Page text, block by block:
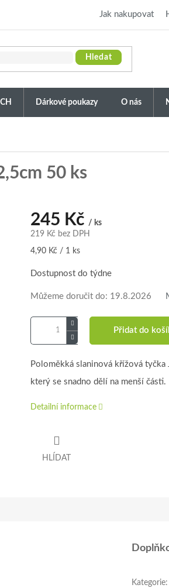
Jak nakupovat
Hledat
Dárkové poukazy O nás
50 ks
245 Kč / ks
219 Kč bez DPH
Měrná
4,90 Kč / 1 ks
Dostupnost do týdne
Můžeme doručit do: 19.8.2026
Přidat do
Poloměkká slaninová křížová
který se snadno dělí na menší části.
Detailní informace
HLÍDAT
Kategorie: